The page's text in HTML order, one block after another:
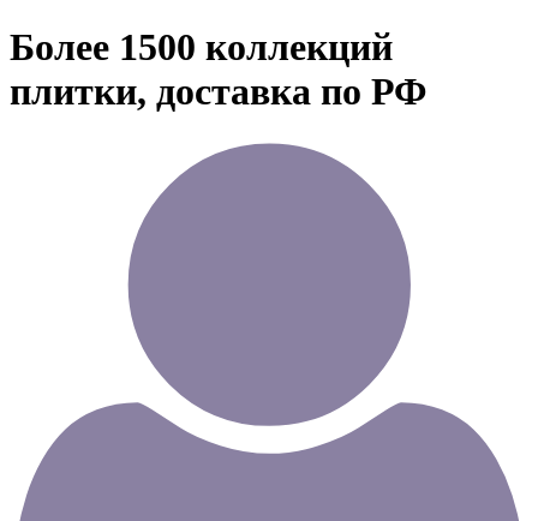
Более 1500 коллекций
плитки, доставка по РФ